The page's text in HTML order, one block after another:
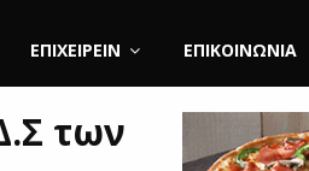
ΕΠΙΧΕΙΡΕΙΝ ΕΠΙΚΟΙΝΩΝΊΑ
των